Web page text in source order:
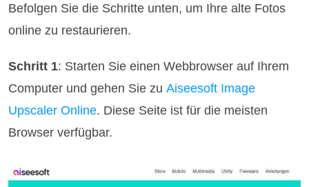
Befolgen Sie die Schritte unten, um Ihre alte Fotos
online zu restaurieren.
Schritt 1: Starten Sie einen Webbrowser auf Ihrem
Computer und gehen Sie zuAiseesoft Image
Upscaler Online. Diese Seite ist für die meisten
Browser verfügbar.